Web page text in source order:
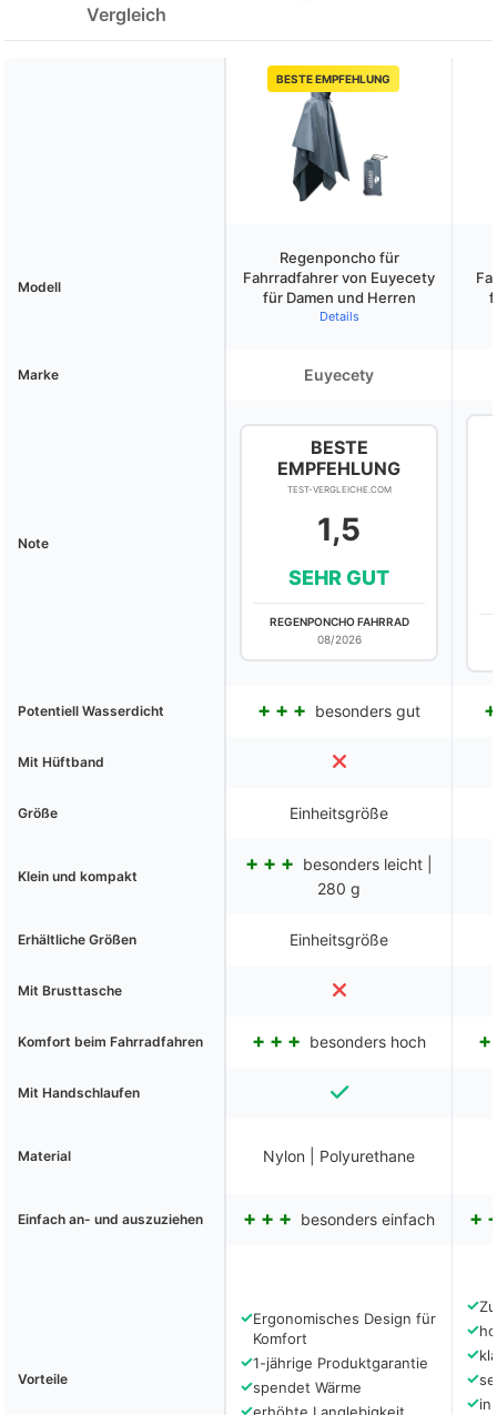
Vergleich
BESTE EMPFEHLUNG
Modell
Regenponcho für
Fahrradfahrer von Euyecety
für Damen und Herren
Details
Marke Euyecety
Note
BESTE
EMPFEHLUNG
TEST-VERGLEICHE.COM
1,5
SEHR GUT
REGENPONCHO FAHRRAD
08/2026
Potentiell Wasserdicht besonders gut
Mit Hüftband
Größe Einheitsgröße
Klein und kompakt
besonders leicht |
280 g
Erhältliche Größen Einheitsgröße
Mit Brusttasche
Komfort beim Fahrradfahren besonders hoch
Mit Handschlaufen
Material Nylon | Polyurethane
Einfach an- und auszuziehen besonders einfach
Vorteile
✓Ergonomisches Design für
Komfort
✓1-jährige Produktgarantie
✓spendet Wärme
✓
✓
✓
✓
✓
✓in